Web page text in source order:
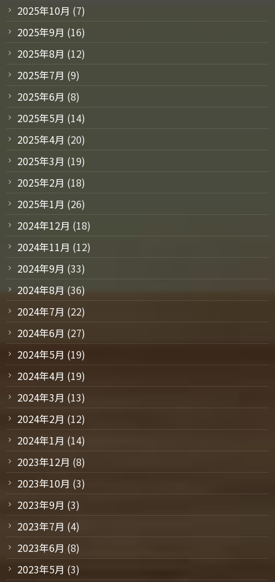
2025年10月 (7)
2025年9月 (16)
2025年8月 (12)
2025年7月 (9)
2025年6月 (8)
2025年5月 (14)
2025年4月 (20)
2025年3月 (19)
2025年2月 (18)
2025年1月 (26)
2024年12月 (18)
2024年11月 (12)
2024年9月 (33)
2024年8月 (36)
2024年7月 (22)
2024年6月 (27)
2024年5月 (19)
2024年4月 (19)
2024年3月 (13)
2024年2月 (12)
2024年1月 (14)
2023年12月 (8)
2023年10月 (3)
2023年9月 (3)
2023年7月 (4)
2023年6月 (8)
2023年5月 (3)